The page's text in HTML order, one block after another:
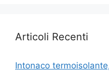
Articoli Recenti
Intonaco